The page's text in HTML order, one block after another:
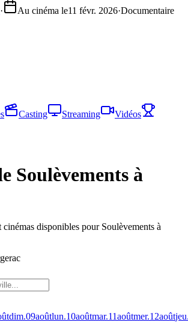
· Au cinéma le11 févr. 2026·Documentaire
Casting Streaming
Vidéos
Soulèvements à
disponibles pour Soulèvements à
dim.09aoûtlun.10aoûtmar.11aoûtmer.12août